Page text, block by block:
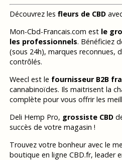
Découvrez les fleurs de CBD
Mon-Cbd-Francais.com est le
les professionnels. Bénéficiez
(sous 24h), marques reconnues,
contrôlés.
Weecl est le fournisseur B2B
cannabinoïdes. Ils maitrisent la
complète pour vous offrir les
Deli Hemp Pro, grossiste CBD
succès de votre magasin !
Trouvez votre bonheur avec le
boutique en ligne CBD.fr, leader